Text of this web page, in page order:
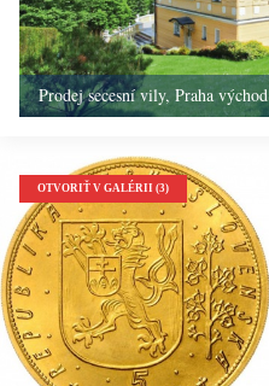
Prodej secesní vily, Praha
OTVORIŤ V GALÉRII (3)